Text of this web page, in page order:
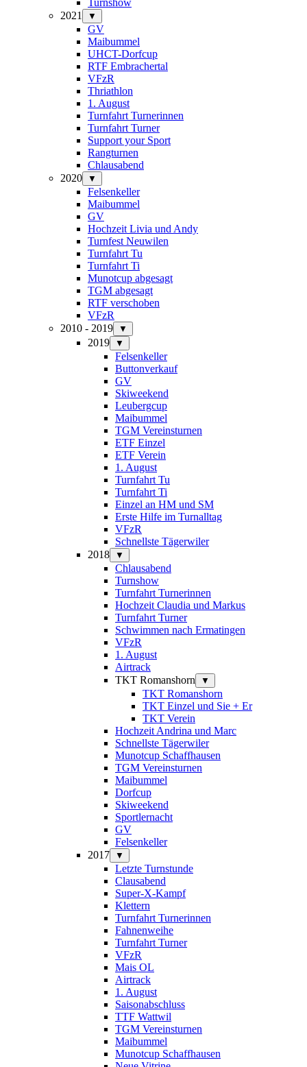
2021
▼
GV
Maibummel
UHCT-Dorfcup
RTF Embrachertal
VFzR
Thriathlon
1. August
Turnfahrt Turnerinnen
Turnfahrt Turner
Support your Sport
Rangturnen
Chlausabend
2020
▼
Felsenkeller
Maibummel
GV
Hochzeit Livia und Andy
Turnfest Neuwilen
Turnfahrt Tu
Turnfahrt Ti
Munotcup abgesagt
TGM abgesagt
RTF verschoben
VFzR
2010 - 2019
▼
2019 ▼
Felsenkeller
Buttonverkauf
GV
Skiweekend
Leubergcup
Maibummel
TGM Vereinsturnen
ETF Einzel
ETF Verein
1. August
Turnfahrt Tu
Turnfahrt Ti
Einzel an HM und SM
Erste Hilfe im Turnalltag
VFzR
Schnellste Tägerwiler
2018
▼
Chlausabend
Turnshow
Turnfahrt Turnerinnen
Hochzeit Claudia und Markus
Turnfahrt Turner
Schwimmen nach Ermatingen
VFzR
1. August
Airtrack
TKT Romanshorn
▼
TKT Romanshorn
TKT Einzel und Sie + Er
TKT Verein
Hochzeit Andrina und Marc
Schnellste Tägerwiler
Munotcup Schaffhausen
TGM Vereinsturnen
Maibummel
Dorfcup
Skiweekend
Sportlernacht
GV
Felsenkeller
2017
▼
Letzte Turnstunde
Clausabend
Super-X-Kampf
Klettern
Turnfahrt Turnerinnen
Fahnenweihe
Turnfahrt Turner
VFzR
Mais OL
Airtrack
1. August
Saisonabschluss
TTF Wattwil
TGM Vereinsturnen
Maibummel
Munotcup Schaffhausen